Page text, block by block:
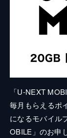
「U-NEXT
毎月もらえるポ
になるモバイル
OBILE」のお申